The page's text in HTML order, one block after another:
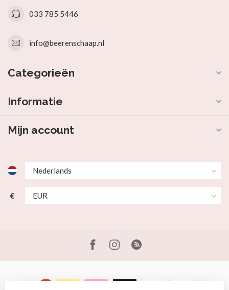
033 785 5446
info@beerenschaap.nl
Categorieën
Informatie
Mijn account
€